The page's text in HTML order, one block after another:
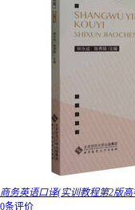
商务英语口译(实训教程第2版
0条评价